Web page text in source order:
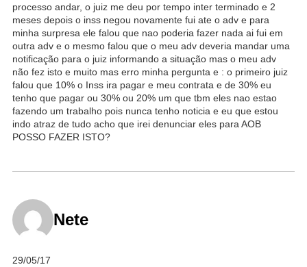
processo andar, o juiz me deu por tempo inter terminado e 2
meses depois o inss negou novamente fui ate o adv e para
minha surpresa ele falou que nao poderia fazer nada ai fui em
outra adv e o mesmo falou que o meu adv deveria mandar uma
notificação para o juiz informando a situação mas o meu adv
não fez isto e muito mas erro minha pergunta e : o primeiro juiz
falou que 10% o Inss ira pagar e meu contrata e de 30% eu
tenho que pagar ou 30% ou 20% um que tbm eles nao estao
fazendo um trabalho pois nunca tenho noticia e eu que estou
indo atraz de tudo acho que irei denunciar eles para AOB
POSSO FAZER ISTO?
Nete
29/05/17